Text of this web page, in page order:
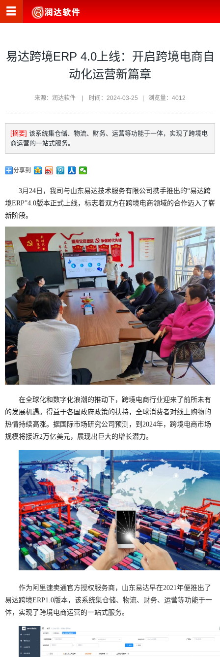
易达跨境ERP 4.0上线：开启跨境电商自
动化运营新篇章
来源：润达软件 | 时间：2024-03-25 | 浏览量：4012
[摘要] 该系统集仓储、物流、财务、运营等功能于一体，实现了跨境电
商运营的一站式服务。
分享到
3月24日，我司与山东易达技术服务有限公司携手推出的“易达跨
境ERP”4.0版本正式上线，标志着双方在跨境电商领域的合作迈入了崭
新阶段。
在全球化和数字化浪潮的推动下，跨境电商行业迎来了前所未有
的发展机遇。得益于各国政府政策的扶持，全球消费者对线上购物的
热情持续高涨。据国际市场研究公司预测，到2024年，跨境电商市场
规模将接近2万亿美元，展现出巨大的增长潜力。
作为 阿里速卖通官方授权服务商，山东易达早在2021年便推出了
易达跨境ERP1.0版本，该系统集仓储、物流、财务、运营等功能于一
体，实现了跨境电商运营的一站式服务。